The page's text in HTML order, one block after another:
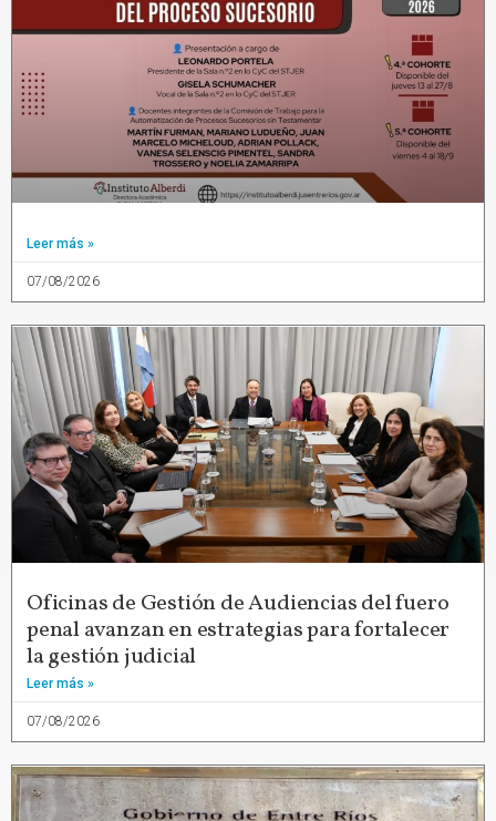
Leer más »
07/08/2026
Oficinas de Gestión de Audiencias del fuero
penal avanzan en estrategias para fortalecer
la gestión judicial
Leer más »
07/08/2026